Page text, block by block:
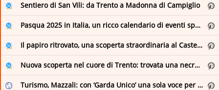
The Romewise Blog
VISITAREGGIO
Città di Ventimiglia
Comune di Biella
Comune di Briona
Comune di Momo
Sentiero di San Vili: da Trento a Madonna di Campiglio
Pasqua 2025 in Italia, un ricco calendario di eventi speciali e aperture straordinarie
Il papiro ritrovato, una scoperta straordinaria al Castello del Buonconsiglio di Trento
Nuova scoperta nel cuore di Trento: trovata una necropoli monumentale di 3.000 anni fa
Turismo, Mazzali: con ‘Garda Unico’ una sola voce per promozione lago